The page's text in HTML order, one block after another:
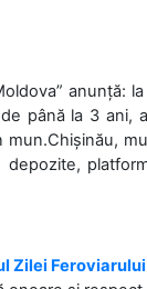
anunță:
până la 3 ani,
Zilei Feroviarului